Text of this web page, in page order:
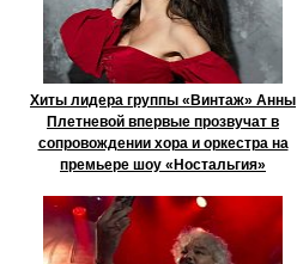
Хиты лидера группы «Винтаж» Анны
Плетневой впервые прозвучат в
сопровождении хора и оркестра на
премьере шоу «Ностальгия»